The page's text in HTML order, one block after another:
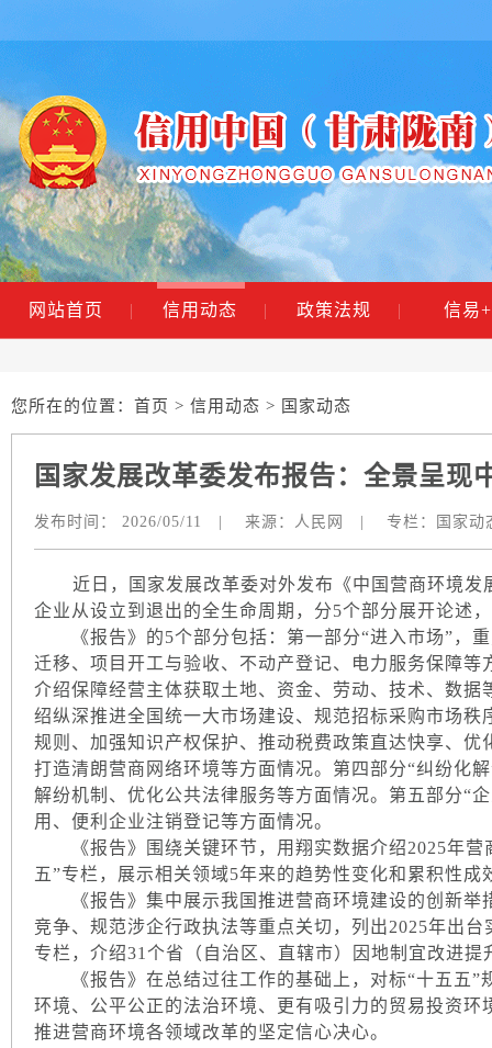
网站首页 | 信用动态 | 政策法规 | 信易+
您所在的位置： 首页 > 信用动态 > 国家动态
国家发展改革委发布报告：全景呈现
发布时间： 2026/05/11 来源： 人民网 专栏： 国家动
近日，国家发展改革委对外发布《中国营商环境发
企业从设立到退出的全生命周期，分5个部分展开论述
《报告》的5个部分包括：第一部分“进入市场”，重
迁移、项目开工与验收、不动产登记、电力服务保障
介绍保障经营主体获取土地、资金、劳动、技术、数
绍纵深推进全国统一大市场建设、规范招标采购市场
规则、加强知识产权保护、推动税费政策直达快享、
打造清朗营商网络环境等方面情况。第四部分“纠纷化
解纷机制、优化公共法律服务等方面情况。第五部分“
用、便利企业注销登记等方面情况。
《报告》围绕关键环节，用翔实数据介绍2025年营
五”专栏，展示相关领域5年来的趋势性变化和累积性成
《报告》集中展示我国推进营商环境建设的创新举
竞争、规范涉企行政执法等重点关切，列出2025年出
专栏，介绍31个省（自治区、直辖市）因地制宜改进提
《报告》在总结过往工作的基础上，对标“十五五”
环境、公平公正的法治环境、更有吸引力的贸易投资
推进营商环境各领域改革的坚定信心决心。